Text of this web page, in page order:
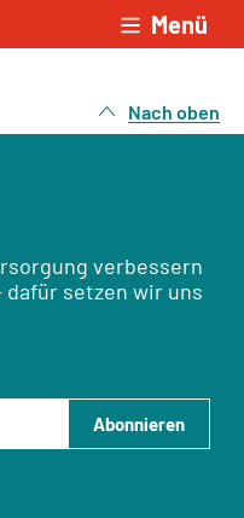
Menü
Nach oben
verbessern
setzen wir uns
Abonnieren